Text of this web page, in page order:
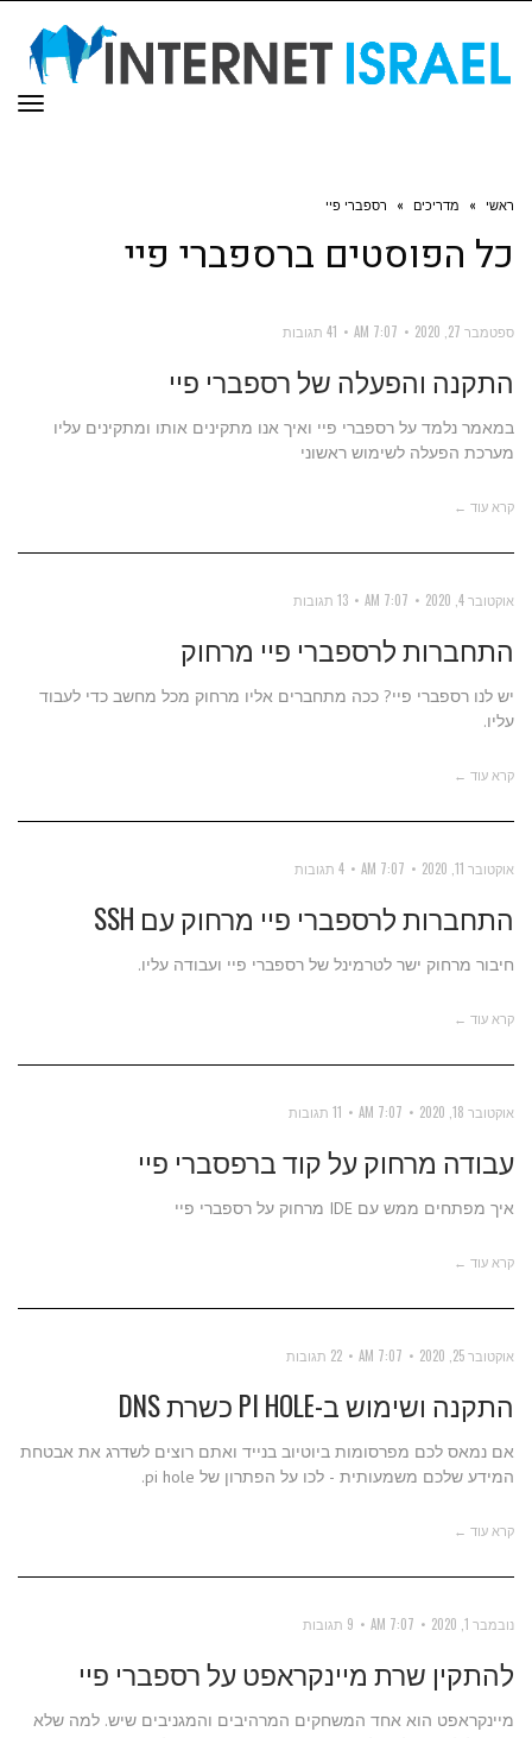
ראשי » מדריכים » רספברי פיי
כל הפוסטים ברספברי פיי
ספטמבר 27, 2020 7:07 AM 41 תגובות
התקנה והפעלה של רספברי פיי
במאמר נלמד על רספברי פיי ואיך אנו מתקינים אותו ומתקינים עליו
מערכת הפעלה לשימוש ראשוני
קרא עוד ←
אוקטובר 4, 2020 7:07 AM 13 תגובות
התחברות לרספברי פיי מרחוק
יש לנו רספברי פיי? ככה מתחברים אליו מרחוק מכל מחשב כדי לעבוד
עליו.
קרא עוד ←
אוקטובר 11, 2020 7:07 AM 4 תגובות
התחברות לרספברי פיי מרחוק עם SSH
חיבור מרחוק ישר לטרמינל של רספברי פיי ועבודה עליו.
קרא עוד ←
אוקטובר 18, 2020 7:07 AM 11 תגובות
עבודה מרחוק על קוד ברפסברי פיי
איך מפתחים ממש עם IDE מרחוק על רספברי פיי
קרא עוד ←
אוקטובר 25, 2020 7:07 AM 22 תגובות
התקנה ושימוש ב-PI HOLE כשרת DNS
אם נמאס לכם מפרסומות ביוטיוב בנייד ואתם רוצים לשדרג את אבטחת
המידע שלכם משמעותית - לכו על הפתרון של pi hole.
קרא עוד ←
נובמבר 1, 2020 7:07 AM 9 תגובות
להתקין שרת מיינקראפט על רספברי פיי
מיינקראפט הוא אחד המשחקים המרהיבים והמגניבים שיש. למה שלא